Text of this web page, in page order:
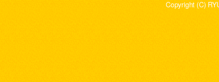
Copyright (C)